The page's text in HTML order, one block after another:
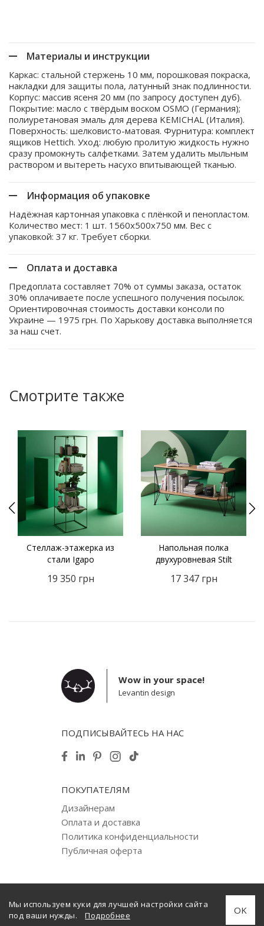
Материалы и инструкции
Каркас: стальной стержень 10 мм, порошковая покраска,
накладки для защиты пола, латунный знак подлинности.
Корпус: массив ясеня 20 мм (по запросу доступен дуб).
Покрытие: масло с твёрдым воском OSMO (Германия);
полиуретановая эмаль для дерева KEMICHAL (Италия).
Поверхность: шелковисто-матовая. Фурнитура: комплект
ящиков Hettich. Уход: любую пролитую жидкость нужно
сразу промокнуть салфетками. Затем удалить мыльным
раствором и вытереть насухо впитывающей тканью.
Информация об упаковке
Надёжная картонная упаковка с плёнкой и пенопластом.
Количество мест: 1 шт. 1560x500x750 мм. Вес с
упаковкой: 37 кг. Требует сборки.
Оплата и доставка
Предоплата составляет 70% от суммы заказа, остаток
30% оплачиваете после успешного получения посылок.
Ориентировочная стоимость доставки консоли по
Украине — 1975 грн. По Харькову доставка выполняется
за наш счет.
Смотрите также
Стеллаж-этажерка из
стали Igapo
19 350 грн
Напольная полка
двухуровневая Stilt
17 347 грн
Wow in your space!
Levantin design
ПОДПИСЫВАЙТЕСЬ НА НАС
ПОКУПАТЕЛЯМ
Дизайнерам
Оплата и доставка
Политика конфиденциальности
Публичная оферта
© 2012–2025 Levantin design. Copyright. All Rights Reserved.
Созданоinternera.com
Мы используем куки для лучшей настройки сайта
под ваши нужды.
Подробнее OK